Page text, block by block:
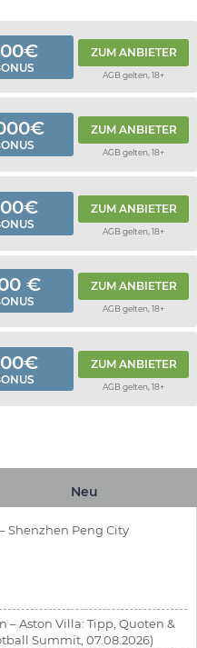
ZUM ANBIETER
AGB gelten, 18+
ZUM ANBIETER
AGB gelten, 18+
ZUM ANBIETER
AGB gelten, 18+
€ ZUM ANBIETER
AGB gelten, 18+
ZUM ANBIETER
AGB gelten, 18+
Neu
Shenzhen Peng City
– Aston Villa: Tipp, Quoten &
Summit, 07.08.2026)